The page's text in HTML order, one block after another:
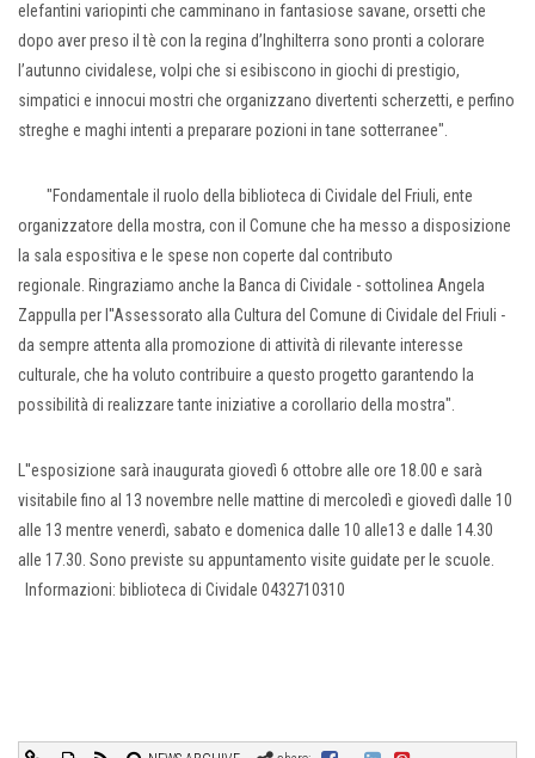
elefantini variopinti che camminano in fantasiose savane, orsetti che
dopo aver preso il tè con la regina d’Inghilterra sono pronti a colorare
l’autunno cividalese, volpi che si esibiscono in giochi di prestigio,
simpatici e innocui mostri che organizzano divertenti scherzetti, e perfino
streghe e maghi intenti a preparare pozioni in tane sotterranee".
"Fondamentale il ruolo della biblioteca di Cividale del Friuli, ente
organizzatore della mostra, con il Comune che ha messo a disposizione
la sala espositiva e le spese non coperte dal contributo
regionale. Ringraziamo anche la Banca di Cividale - sottolinea Angela
Zappulla per l''Assessorato alla Cultura del Comune di Cividale del Friuli -
da sempre attenta alla promozione di attività di rilevante interesse
culturale, che ha voluto contribuire a questo progetto garantendo la
possibilità di realizzare tante iniziative a corollario della mostra".
L''esposizione sarà inaugurata giovedì 6 ottobre alle ore 18.00 e sarà
visitabile fino al 13 novembre nelle mattine di mercoledì e giovedì dalle 10
alle 13 mentre venerdì, sabato e domenica dalle 10 alle13 e dalle 14.30
alle 17.30. Sono previste su appuntamento visite guidate per le scuole.
Informazioni: biblioteca di Cividale 0432710310